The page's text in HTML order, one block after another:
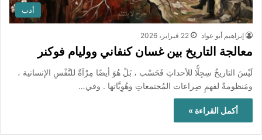
أدب
إبراهيم أبو عواد 22 فبراير، 2026
معالجة التاريخ بين غسان كنفاني ووليام فوكنر
لَيْسَ التاريخُ سِجِلًّا للأحداثِ فَحَسْب ، بَلْ هُوَ أيضًا مِرْآةٌ للنَّفْسِ الإنسانية ،
ومَنظومةٌ لفهمِ صِراعات المُجتمعاتِ وهُوِيَّاتها . وفي…
أكمل القراءة »